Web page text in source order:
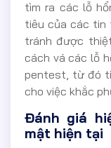
tìm ra các lỗ
tiêu của các tin
tránh được
cách vá các lỗ
pentest, từ đó
cho việc khắc
Đánh giá
mật hiện tại